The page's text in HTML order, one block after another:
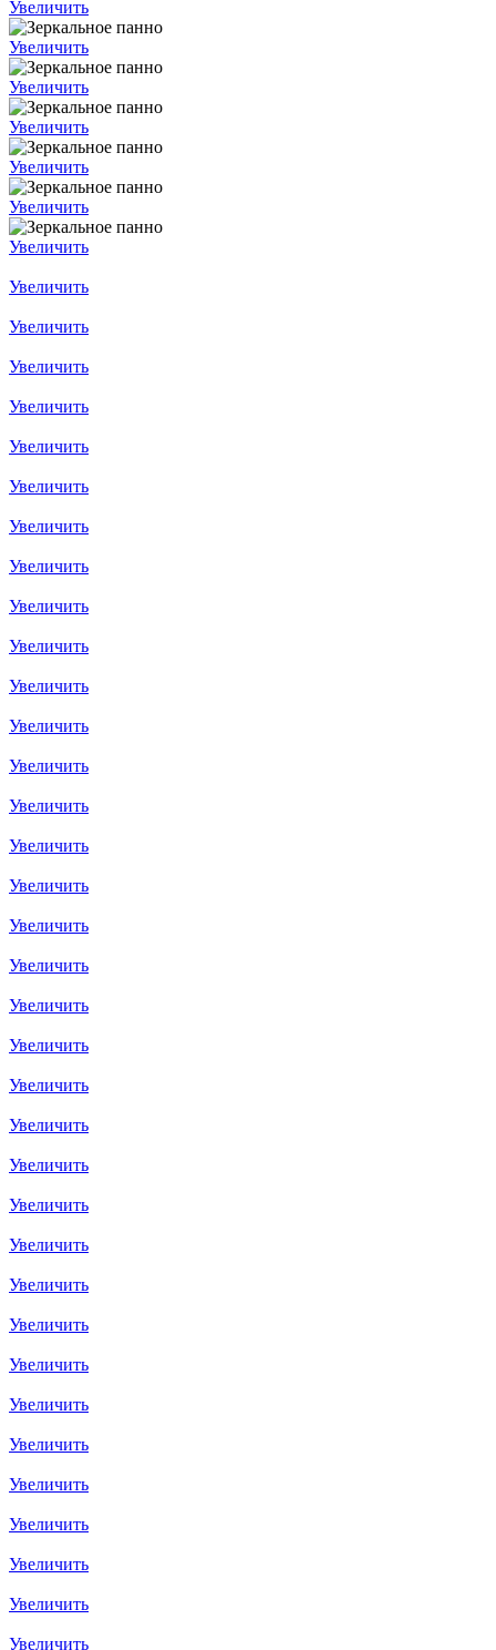
Увеличить
Увеличить
Увеличить
Увеличить
Увеличить
Увеличить
Увеличить
Увеличить
Увеличить
Увеличить
Увеличить
Увеличить
Увеличить
Увеличить
Увеличить
Увеличить
Увеличить
Увеличить
Увеличить
Увеличить
Увеличить
Увеличить
Увеличить
Увеличить
Увеличить
Увеличить
Увеличить
Увеличить
Увеличить
Увеличить
Увеличить
Увеличить
Увеличить
Увеличить
Увеличить
Увеличить
Увеличить
Увеличить
Увеличить
Увеличить
Увеличить
Увеличить